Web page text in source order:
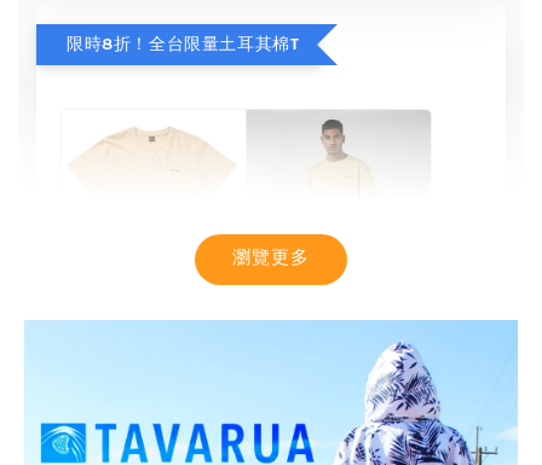
限時8折！全台限量土耳其棉T
瀏覽更多